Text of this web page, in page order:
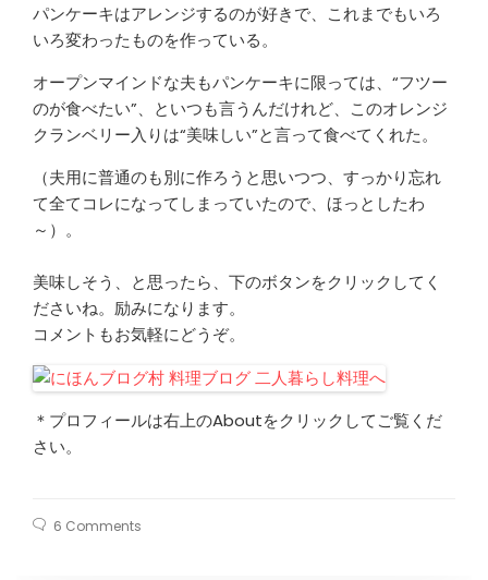
パンケーキはアレンジするのが好きで、これまでもいろ
いろ変わったものを作っている。
オープンマインドな夫もパンケーキに限っては、“フツー
のが食べたい”、といつも言うんだけれど、このオレンジ
クランベリー入りは“美味しい”と言って食べてくれた。
（夫用に普通のも別に作ろうと思いつつ、すっかり忘れ
て全てコレになってしまっていたので、ほっとしたわ
～）。
美味しそう、と思ったら、下のボタンをクリックしてく
ださいね。励みになります。
コメントもお気軽にどうぞ。
＊プロフィールは右上のAboutをクリックしてご覧くだ
さい。
6 Comments